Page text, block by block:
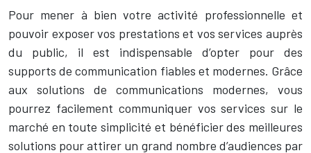
Pour mener à bien votre activité professionnelle et
pouvoir exposer vos prestations et vos services auprès
du public, il est indispensable d’opter pour des
supports de communication fiables et modernes. Grâce
aux solutions de communications modernes, vous
pourrez facilement communiquer vos services sur le
marché en toute simplicité et bénéficier des meilleures
solutions pour attirer un grand nombre d’audiences par